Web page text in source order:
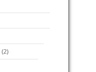
(2)